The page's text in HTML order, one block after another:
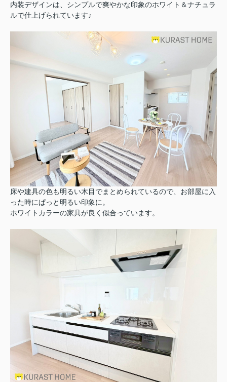
内装デザインは、シンプルで爽やかな印象のホワイト＆ナチュラ
ルで仕上げられています♪
床や建具の色も明るい木目でまとめられているので、お部屋に入
った時にぱっと明るい印象に。
ホワイトカラーの家具が良く似合っています。